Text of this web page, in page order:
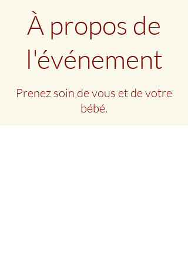
À propos de
l'événement
Prenez soin de vous et de votre
bébé.